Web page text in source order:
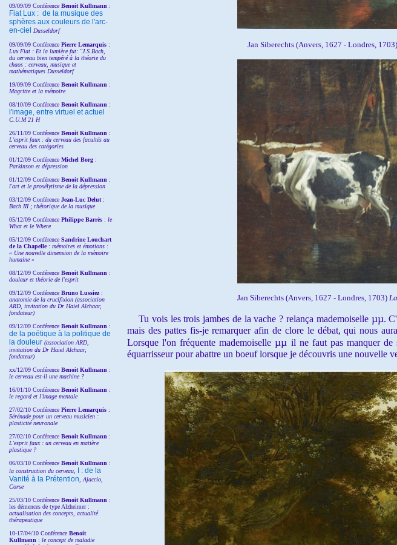
09/09/09 Conférence Benoit Kullmann :
Fiat Lux : de la musique des
sphères aux couleurs de l'arc-
en-ciel
Dusseldorf
09/09/09 Conférence Pierre Lemarquis :
Lux Fiat : Et la lumière fut: "J.S.Bach,
du cerveau bien tempéré à la théorie du
chaos : cerveau, musique et
mathématiques Dusseldorf
19/09/09 Conférence Benoit Kullmann :
Magritte et la mémoire
08/10/09 Conférence Benoit Kullmann :
l'image, entre virtuel et actuel
C.U.M 21 H
26/11/09 Conférence Benoit Kullmann :
L'esprit faux : du cerveau des facultés au
cerveau des catégories
01/12/09 Conférence Michel Borg :
Parkinson et dépression
01/12/09 Conférence Benoit Kullmann :
l'art et le prosélytisme de la dépression
03/12/09 Conférence Jean-Luc Delut :
Bach III ; rhétorique de la musique
05/12/09 Conférence Philippe Barrès : le
What et le Where
05/12/09 Conférence SandrineLouchart
de la Chapelle: mémoires et émotions :
« Une nouvelle dimension de la mémoire
humaine »
08/12/09 Conférence Benoit Kullmann :
douleur et théorie de l'esprit
09/12/09 Conférence Bruno Lussiez :
anatomie de la crucifixion (association
ARD, invitation du Dr Haiel Alchaar,
fondateur)
09/12/09 Conférence Benoit Kullmann :
de la poétique à la politique de
la douleur (association ARD,
invitation du Dr Haiel Alchaar,
fondateur)
xx/12/09 Conférence Benoit Kullmann :
le cerveau est-il une machine ?
16/01/10 Conférence Benoit Kullmann :
le regard et l'image mentale
27/02/10 Conférence Pierre Lemarquis :
Sérénade pour un cerveau musicien :
plasticité neuronale
27/02/10 Conférence Benoit Kullmann :
L'esprit faux : un cerveau en matière
plastique ?
06/03/10 Conférence Benoit Kullmann :
la construction du cerveau,
I : de la
Vanité à la Prétention , Ajaccio,
Corse
25/03/10 Conférence Benoit Kullmann :
les démences de type Alzheimer :
actualisation des concepts, actualité
thérapeutique
10-17/04/10 Conférence Benoit
Kullmann : le concept de maladie
Jan Siberechts (Anvers, 1627 - Londres, 1703)
Jan Siberechts (Anvers, 1627 - Londres, 1703)
Tu vois les trois jambes de la vache ? relança mademoiselle µµ.
mais des pattes fis-je remarquer afin de clore le débat, qui nous
Lorsque l'on fréquentemademoiselleµµil ne faut pas manquer
équarrisseur pour abattre un boeuf lorsque je découvris une nouvelle